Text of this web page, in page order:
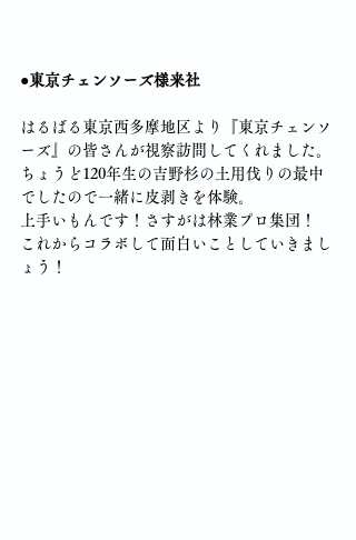
●東京チェンソーズ様来社
はるばる東京西多摩地区より『東京チェンソ
ーズ』の皆さんが視察訪問してくれました。
ちょうど120年生の吉野杉の土用伐りの最中
でしたので一緒に皮剥きを体験。
上手いもんです！さすがは林業プロ集団！
これからコラボして面白いことしていきまし
ょう！